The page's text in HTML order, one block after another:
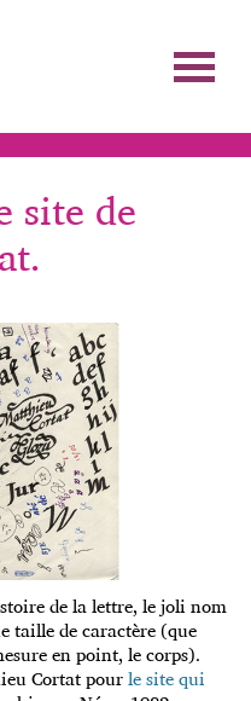
site de
de la lettre, le joli nom
taille de caractère (que
en point, le corps).
Cortat pourle site qui